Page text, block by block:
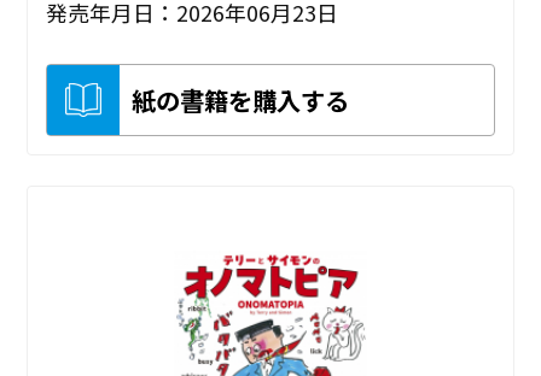
発売年月日：2026年06月23日
紙の書籍を購入する